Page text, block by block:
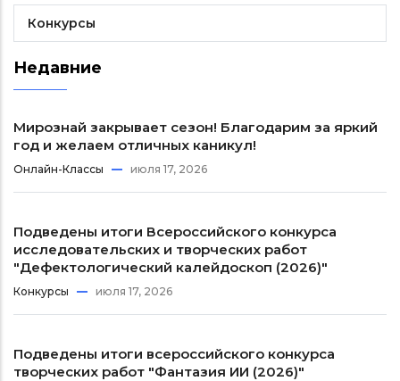
Конкурсы
Недавние
Мирознай закрывает сезон! Благодарим за яркий
год и желаем отличных каникул!
Онлайн-Классы июля 17, 2026
Подведены итоги Всероссийского конкурса
исследовательских и творческих работ
"Дефектологический калейдоскоп (2026)"
Конкурсы июля 17, 2026
Подведены итоги всероссийского конкурса
творческих работ "Фантазия ИИ (2026)"